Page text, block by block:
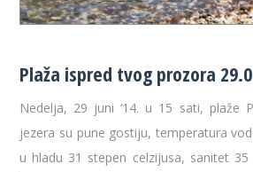
Plaža ispred tvog prozora
Nedelja, 29 juni ‘14. u 15 sati, plaže
jezera su pune gostiju, temperatura
u hladu 31 stepen celzijusa, sanitet